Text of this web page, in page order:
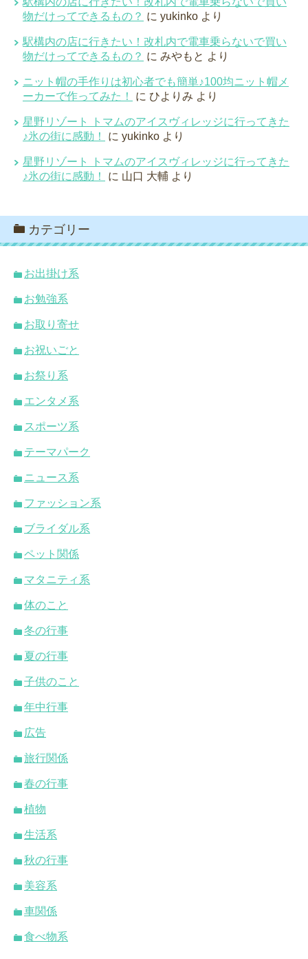
物だけってできるもの？ に yukinko より
駅構内の店に行きたい！改札内で電車乗らないで買い
物だけってできるもの？ に みやもと より
ニット帽の手作りは初心者でも簡単♪100均ニット帽メ
ーカーで作ってみた！
に ひよりみ より
星野リゾート トマムのアイスヴィレッジに行ってきた
♪氷の街に感動！
に yukinko より
星野リゾート トマムのアイスヴィレッジに行ってきた
♪氷の街に感動！
に 山口 大輔 より
カテゴリー
お出掛け系
お勉強系
お取り寄せ
お祝いごと
お祭り系
エンタメ系
スポーツ系
テーマパーク
ニュース系
ファッション系
ブライダル系
ペット関係
マタニティ系
体のこと
冬の行事
夏の行事
子供のこと
年中行事
広告
旅行関係
春の行事
植物
生活系
秋の行事
美容系
車関係
食べ物系